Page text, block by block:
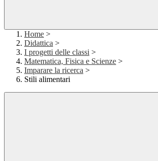
Home >
Didattica >
I progetti delle classi >
Matematica, Fisica e Scienze >
Imparare la ricerca >
Stili alimentari